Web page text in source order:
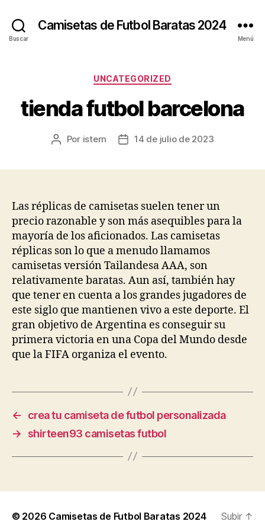
Buscar
Camisetas de Futbol Baratas 2024
Menú
Categorías
UNCATEGORIZED
tienda futbol barcelona
Autor
Por istern
Fecha14 de julio de 2023
Las réplicas de camisetas suelen tener un
precio razonable y son más asequibles para la
mayoría de los aficionados. Las camisetas
réplicas son lo que a menudo llamamos
camisetas versión Tailandesa AAA, son
relativamente baratas. Aun así, también hay
que tener en cuenta a los grandes jugadores de
este siglo que mantienen vivo a este deporte. El
gran objetivo de Argentina es conseguir su
primera victoria en una Copa del Mundo desde
que la FIFA organiza el evento.
←
crea tu camiseta de futbol personalizada
→
shirteen93 camisetas futbol
© 2026 Camisetas de Futbol Baratas 2024 Subir ↑